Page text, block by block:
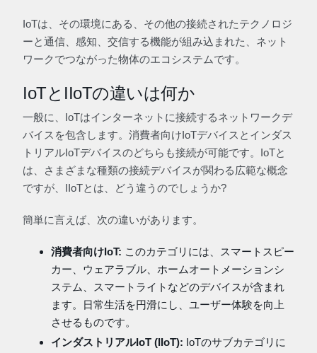
IoTは、その環境にある、その他の接続されたテクノロジ
ーと通信、感知、交信する機能が組み込まれた、ネット
ワークでつながった物体のエコシステムです。
IoTとIIoTの違いは何か
一般に、IoTはインターネットに接続するネットワークデ
バイスを包含します。消費者向けIoTデバイスとインダス
トリアルIoTデバイスのどちらも接続が可能です。IoTと
は、さまざまな種類の接続デバイスが関わる広範な概念
ですが、IIoTとは、どう違うのでしょうか?
簡単に言えば、次の違いがあります。
消費者向けIoT: このカテゴリには、スマートスピー
カー、ウェアラブル、ホームオートメーションシ
ステム、スマートライトなどのデバイスが含まれ
ます。日常生活を円滑にし、ユーザー体験を向上
させるものです。
インダストリアルIoT (IIoT): IoTのサブカテゴリに